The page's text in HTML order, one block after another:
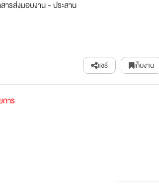
ารส่งมอบงาน - ประสาน
แชร์ เก็บงาน
การ